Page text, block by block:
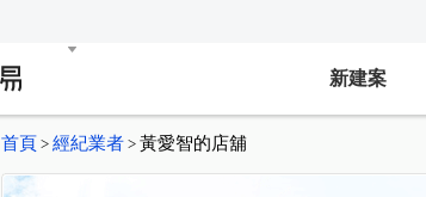
新建案
首頁 > 經紀業者 > 黃愛智的店舖